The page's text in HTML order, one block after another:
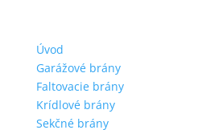
Úvod
Garážové brány
Faltovacie brány
Krídlové brány
Sekčné brány